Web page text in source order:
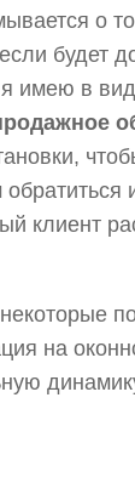
о
будет
имею в
клиент
на